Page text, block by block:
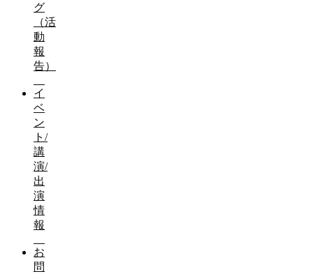
グ
（活
動
報
告）
イ
ベ
ン
ト/
講
演/
出
演
情
報
お
問